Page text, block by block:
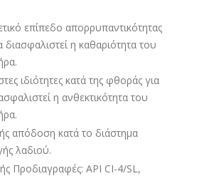
επίπεδο απορρυπαντικότητας
διασφαλιστεί η καθαριότητα του
ιδιότητες κατά της φθοράς για
η ανθεκτικότητα του
απόδοση κατά το διάστημα
λαδιού.
Προδιαγραφές: API CI-4/SL,